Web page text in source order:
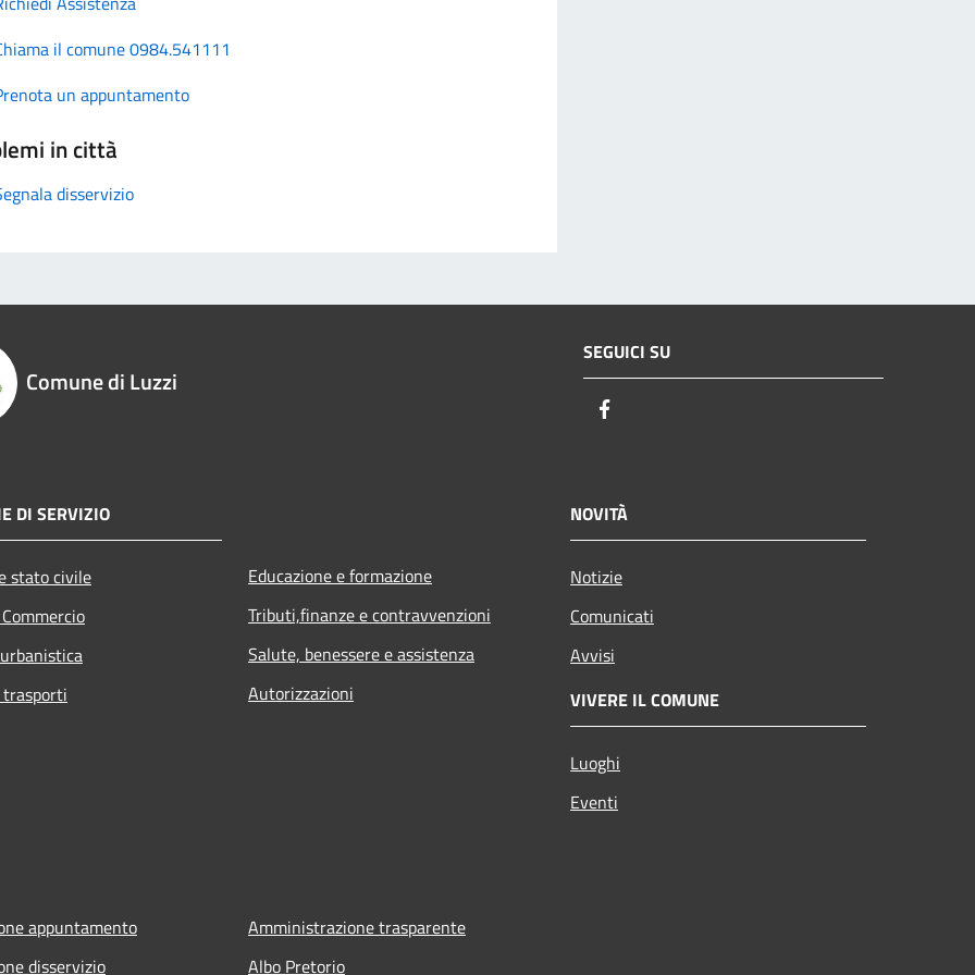
il comune 0984.541111
un appuntamento
in città
disservizio
Comune di Luzzi
SEGUICI SU
DI SERVIZIO
stato civile
Educazione e formazione
Tributi,finanze e contravvenzioni
Salute, benessere e assistenza
Autorizzazioni
NOVITÀ
Notizie
Comunicati
Avvisi
VIVERE IL COMUNE
Luoghi
Eventi
appuntamento
disservizio
Amministrazione trasparente
Albo Pretorio